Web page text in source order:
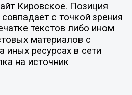
Кировское. Позиция
с точкой зрения
текстов либо ином
материалов с
иных ресурсах в сети
на источник